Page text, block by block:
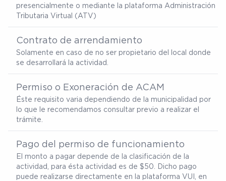
presencialmente o mediante la plataforma Administración
Tributaria Virtual (ATV)
Contrato de arrendamiento
Solamente en caso de no ser propietario del local donde
se desarrollará la actividad.
Permiso o Exoneración de ACAM
Éste requisito varia dependiendo de la municipalidad por
lo que le recomendamos consultar previo a realizar el
trámite.
Pago del permiso de funcionamiento
El monto a pagar depende de la clasificación de la
actividad, para ésta actividad es de $50. Dicho pago
puede realizarse directamente en la plataforma VUI, en